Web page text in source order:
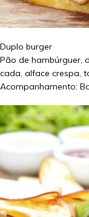
Duplo burger
Pão de hambúrguer,
cada, alface crespa,
Acompanhamento: